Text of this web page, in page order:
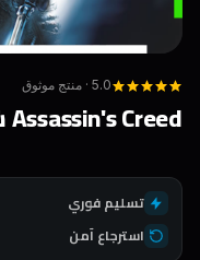
5.0 · منتج موثوق
Assassin's Creed شراء مباشرة
تسليم فوري
استرجاع آمن